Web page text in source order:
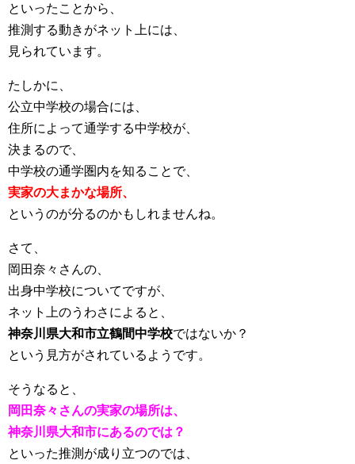
といったことから、
推測する動きがネット上には、
見られています。
たしかに、
公立中学校の場合には、
住所によって通学する中学校が、
決まるので、
中学校の通学圏内を知ることで、
実家の大まかな場所、
というのが分るのかもしれませんね。
さて、
岡田奈々さんの、
出身中学校についてですが、
ネット上のうわさによると、
神奈川県大和市立鶴間中学校ではないか？
という見方がされているようです。
そうなると、
岡田奈々さんの実家の場所は、
神奈川県大和市にあるのでは？
といった推測が成り立つのでは、